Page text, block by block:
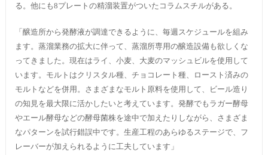
る。他にも8プレートの精溜装置がついたコラムスチルがある。
「醸造所から発酵液が調達できるように、毎週スケジュールを組み
ます。蒸溜業務の拡大に伴って、蒸溜所専用の醸造設備も欲しくな
ってきました。現在はライ、小麦、大麦のマッシュビルを使用して
います。モルトはクリスタル種、チョコレート種、ロースト済みの
モルトなどを併用。さまざまなモルト原料を使用して、ビール造り
の知見を最大限に活かしたいと考えています。発酵でもラガー酵母
やエール酵母などの酵母菌株を途中で加えたりしながら、さまざま
なパターンを試行錯誤中です。生産工程のあらゆるステージで、フ
レーバーが加えられるように工夫しています」